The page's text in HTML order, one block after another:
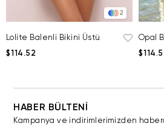
2
Lolite Balenli Bikini Üstü
$114.52
Opal
HABER BÜLTENİ
Kampanya ve indirimlerimizden